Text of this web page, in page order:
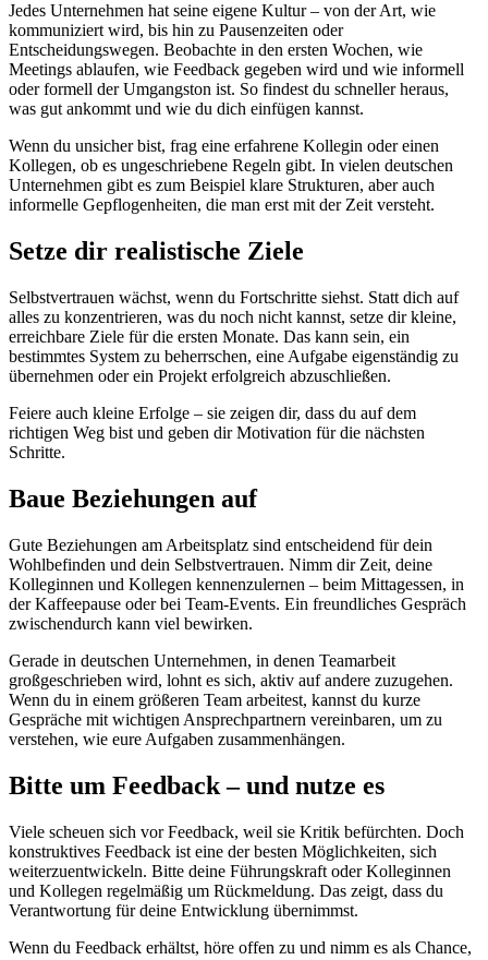
Jedes Unternehmen hat seine eigene Kultur – von der Art, wie
kommuniziert wird, bis hin zu Pausenzeiten oder
Entscheidungswegen. Beobachte in den ersten Wochen, wie
Meetings ablaufen, wie Feedback gegeben wird und wie informell
oder formell der Umgangston ist. So findest du schneller heraus,
was gut ankommt und wie du dich einfügen kannst.
Wenn du unsicher bist, frag eine erfahrene Kollegin oder einen
Kollegen, ob es ungeschriebene Regeln gibt. In vielen deutschen
Unternehmen gibt es zum Beispiel klare Strukturen, aber auch
informelle Gepflogenheiten, die man erst mit der Zeit versteht.
Setze dir realistische Ziele
Selbstvertrauen wächst, wenn du Fortschritte siehst. Statt dich auf
alles zu konzentrieren, was du noch nicht kannst, setze dir kleine,
erreichbare Ziele für die ersten Monate. Das kann sein, ein
bestimmtes System zu beherrschen, eine Aufgabe eigenständig zu
übernehmen oder ein Projekt erfolgreich abzuschließen.
Feiere auch kleine Erfolge – sie zeigen dir, dass du auf dem
richtigen Weg bist und geben dir Motivation für die nächsten
Schritte.
Baue Beziehungen auf
Gute Beziehungen am Arbeitsplatz sind entscheidend für dein
Wohlbefinden und dein Selbstvertrauen. Nimm dir Zeit, deine
Kolleginnen und Kollegen kennenzulernen – beim Mittagessen, in
der Kaffeepause oder bei Team-Events. Ein freundliches Gespräch
zwischendurch kann viel bewirken.
Gerade in deutschen Unternehmen, in denen Teamarbeit
großgeschrieben wird, lohnt es sich, aktiv auf andere zuzugehen.
Wenn du in einem größeren Team arbeitest, kannst du kurze
Gespräche mit wichtigen Ansprechpartnern vereinbaren, um zu
verstehen, wie eure Aufgaben zusammenhängen.
Bitte um Feedback – und nutze es
Viele scheuen sich vor Feedback, weil sie Kritik befürchten. Doch
konstruktives Feedback ist eine der besten Möglichkeiten, sich
weiterzuentwickeln. Bitte deine Führungskraft oder Kolleginnen
und Kollegen regelmäßig um Rückmeldung. Das zeigt, dass du
Verantwortung für deine Entwicklung übernimmst.
Wenn du Feedback erhältst, höre offen zu und nimm es als Chance,